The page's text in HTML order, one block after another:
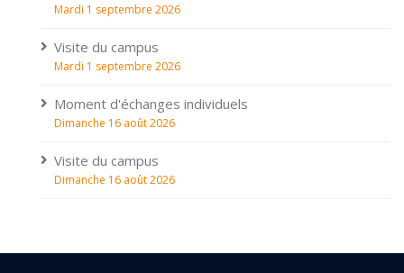
Mardi 1 septembre 2026
Visite du campus
Mardi 1 septembre 2026
Moment d'échanges individuels
Dimanche 16 août 2026
Visite du campus
Dimanche 16 août 2026